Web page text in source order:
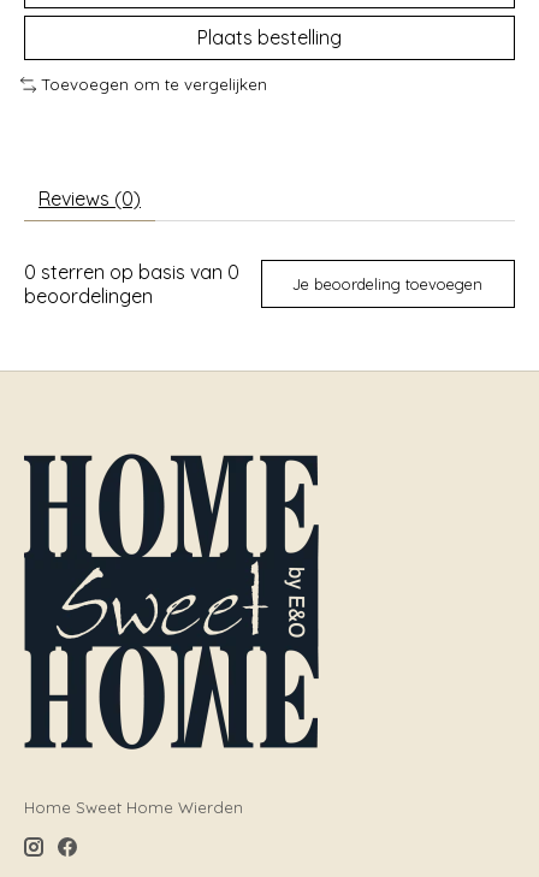
Plaats bestelling
Toevoegen om te vergelijken
Reviews (0)
0 sterren op basis van 0
beoordelingen
Je beoordeling toevoegen
Home Sweet Home Wierden